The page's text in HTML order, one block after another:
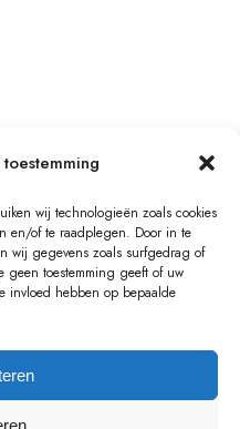
wij technologieën zoals cookies
en/of te raadplegen. Door in te
wij gegevens zoals surfgedrag of
geen toestemming geeft of uw
invloed hebben op bepaalde
op!